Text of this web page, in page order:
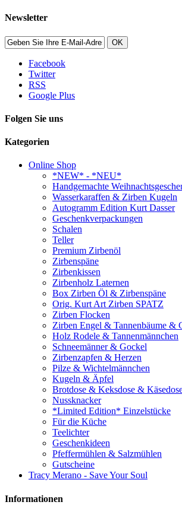
Newsletter
OK
Facebook
Twitter
RSS
Google Plus
Folgen Sie uns
Kategorien
Online Shop
*NEW* - *NEU*
Handgemachte
Wasserkaraffen & Zirben Kugeln
Autogramm Edition Kurt Dasser
Geschenkverpackungen
Schalen
Teller
Premium Zirbenöl
Zirbenspäne
Zirbenkissen
Zirbenholz Laternen
Box Zirben Öl & Zirbenspäne
Orig. Kurt Art Zirben SPATZ
Zirben Flocken
Zirben Engel & Tannenbäume &
Holz Rodele & Tannenmännchen
Schneemänner & Gockel
Zirbenzapfen & Herzen
Pilze & Wichtelmännchen
Kugeln & Äpfel
Brotdose & Keksdose &
Nussknacker
*Limited Edition* Einzelstücke
Für die Küche
Teelichter
Geschenkideen
Pfeffermühlen & Salzmühlen
Gutscheine
Tracy Merano - Save Your Soul
Informationen